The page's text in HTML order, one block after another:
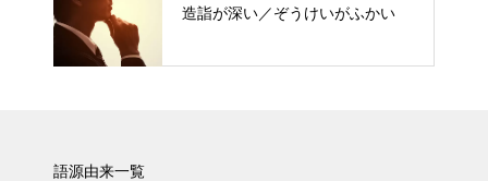
造詣が深い／ぞうけいがふかい
語源由来一覧